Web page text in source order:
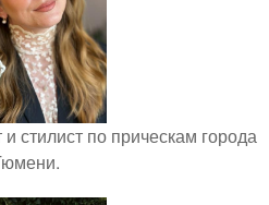
стилист по прическам города